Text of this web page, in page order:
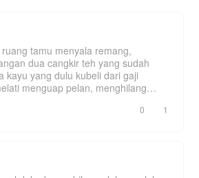
nya di rumah.
adalah orang yang sama.
Kaizan? Dia menikmati setiap detiknya.
rahasia tidak bisa bertahan selamanya.
topeng terbuka, ketika masa lalu yang
pernah membuatnya jatuh cinta berbalik pergi—
tamu menyala remang,
dua cangkir teh yang sudah
kayu yang dulu kubeli dari gaji
menguap pelan, menghilang
0 1